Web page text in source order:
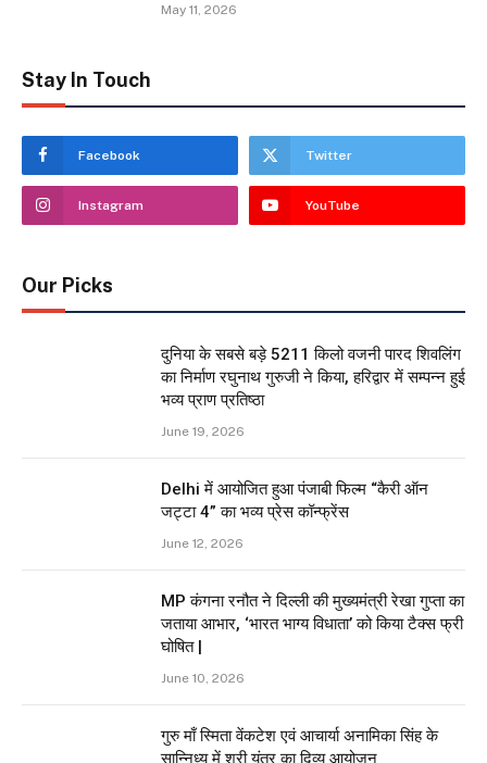
May 11, 2026
Stay In Touch
Facebook Twitter
Instagram YouTube
Our Picks
दुनिया के सबसे बड़े 5211 किलो वजनी पारद शिवलिंग
का निर्माण रघुनाथ गुरुजी ने किया, हरिद्वार में सम्पन्न हुई
भव्य प्राण प्रतिष्ठा
June 19, 2026
Delhi में आयोजित हुआ पंजाबी फिल्म “कैरी ऑन
जट्टा 4” का भव्य प्रेस कॉन्फ्रेंस
June 12, 2026
MP कंगना रनौत ने दिल्ली की मुख्यमंत्री रेखा गुप्ता का
जताया आभार, ‘भारत भाग्य विधाता’ को किया टैक्स फ्री
घोषित |
June 10, 2026
गुरु माँ स्मिता वेंकटेश एवं आचार्या अनामिका सिंह के
सान्निध्य में श्री यंत्र का दिव्य आयोजन